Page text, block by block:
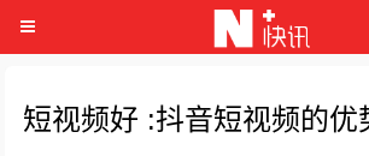
短视频好 :抖音短视频的优